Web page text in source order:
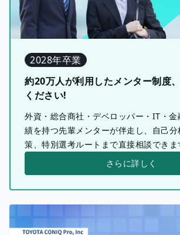
2028年卒業
約20万人が利用したメンター制度
ください!
外資・総合商社・デベロッパー・IT・
績を持つ先輩メンターが伴走し、自己
策、特別選考ルートまで直接相談できま
さらに詳しく